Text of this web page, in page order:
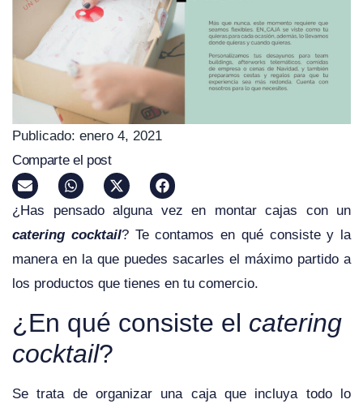
Publicado: enero 4, 2021
Comparte el post
¿Has pensado alguna vez en montar cajas con un
catering cocktail? Te contamos en qué consiste y la
manera en la que puedes sacarles el máximo partido a
los productos que tienes en tu comercio.
¿En qué consiste el catering
cocktail?
Se trata de organizar una caja que incluya todo lo